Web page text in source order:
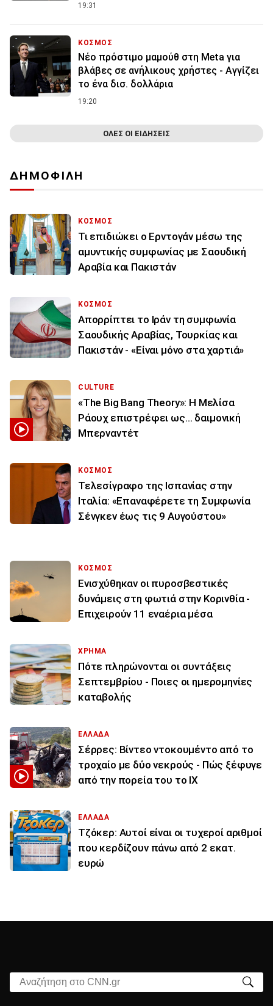
19:31
ΚΟΣΜΟΣ
Nέο πρόστιμο μαμούθ στη Meta για
βλάβες σε ανήλικους χρήστες - Αγγίζει
το ένα δισ. δολλάρια
19:20
ΟΛΕΣ ΟΙ ΕΙΔΗΣΕΙΣ
ΔΗΜΟΦΙΛΗ
ΚΟΣΜΟΣ
Τι επιδιώκει ο Ερντογάν μέσω της
αμυντικής συμφωνίας με Σαουδική
Αραβία και Πακιστάν
ΚΟΣΜΟΣ
Απορρίπτει το Ιράν τη συμφωνία
Σαουδικής Αραβίας, Τουρκίας και
Πακιστάν - «Είναι μόνο στα χαρτιά»
CULTURE
«The Big Bang Theory»: Η Μελίσα
Ράουχ επιστρέφει ως… δαιμονική
Μπερναντέτ
ΚΟΣΜΟΣ
Τελεσίγραφο της Ισπανίας στην
Ιταλία: «Επαναφέρετε τη Συμφωνία
Σένγκεν έως τις 9 Αυγούστου»
ΚΟΣΜΟΣ
Ενισχύθηκαν οι πυροσβεστικές
δυνάμεις στη φωτιά στην Κορινθία -
Επιχειρούν 11 εναέρια μέσα
ΧΡΗΜΑ
Πότε πληρώνονται οι συντάξεις
Σεπτεμβρίου - Ποιες οι ημερομηνίες
καταβολής
ΕΛΛΑΔΑ
Σέρρες: Βίντεο ντοκουμέντο από το
τροχαίο με δύο νεκρούς - Πώς ξέφυγε
από την πορεία του το ΙΧ
ΕΛΛΑΔΑ
Τζόκερ: Αυτοί είναι οι τυχεροί αριθμοί
που κερδίζουν πάνω από 2 εκατ.
ευρώ
Αναζήτηση στο CNN.gr